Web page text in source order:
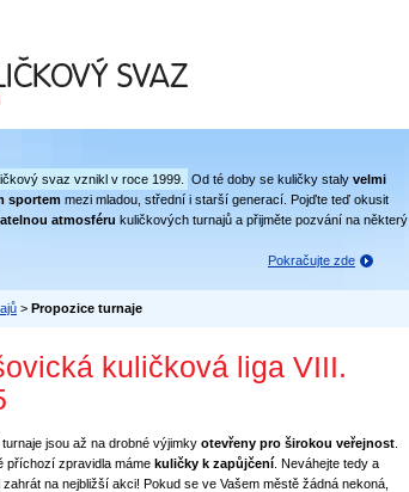
svaz vznikl v roce 1999. Od té doby se kuličky staly velmi
sportem mezi mladou, střední i starší generací. Pojďte teď okusit
atmosféru kuličkových turnajů a přijměte pozvání na některý
Pokračujte zde
> Propozice turnaje
kuličková liga VIII.
jsou až na drobné výjimky otevřeny pro širokou veřejnost
příchozí zpravidla máme kuličky k zapůjčení . Neváhejte tedy a
zahrát na nejbližší akci! Pokud se ve Vašem městě žádná nekoná,